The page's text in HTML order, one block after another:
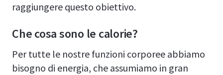
raggiungere questo obiettivo.
Che cosa sono le calorie?
Per tutte le nostre funzioni corporee abbiamo
bisogno di energia, che assumiamo in gran